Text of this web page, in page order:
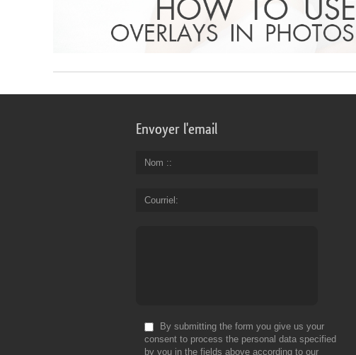
Envoyer l'email
Nom :
Courriel
By submitting the form you give us your
consent to process the personal data specified
by you in the fields above according to our